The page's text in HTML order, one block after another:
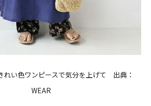
れい色ワンピースで気分を上げて 出典：
WEAR